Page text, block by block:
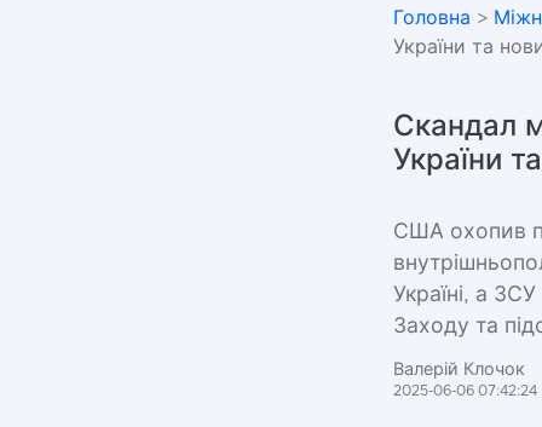
Головна >
України та
Скандал
України
США охопив
Україні, а
Заходу та
Валерій Клочок
2025-06-06 07:42:24